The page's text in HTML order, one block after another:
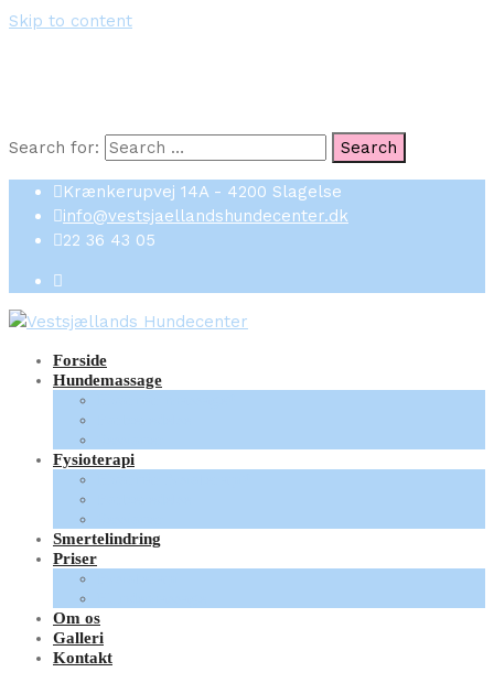
Skip to content
Search for: Search
Krænkerupvej 14A - 4200 Slagelse
info@vestsjaellandshundecenter.dk
22 36 43 05
Forside
Hundemassage
Fysioterapi
Smertelindring
Priser
Om os
Galleri
Kontakt